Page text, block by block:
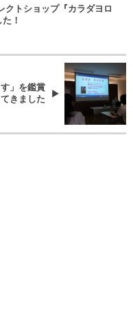
クトショップ『カラダヨロ
！
」を鑑賞
てきました